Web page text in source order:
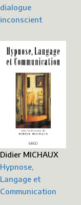
dialogue
inconscient
Didier MICHAUX
Hypnose,
Langage et
Communication